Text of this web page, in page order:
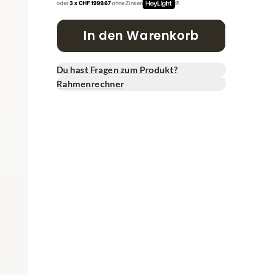
oder3 x CHF 1999.67ohne Zinsen
In den Warenkorb
Du hast Fragen zum Produkt?
Rahmenrechner